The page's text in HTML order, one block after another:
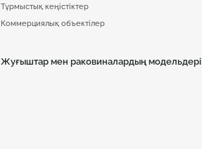
Тұрмыстық кеңістіктер
Коммерциялық объектілер
Жуғыштар мен раковиналардың модельдері